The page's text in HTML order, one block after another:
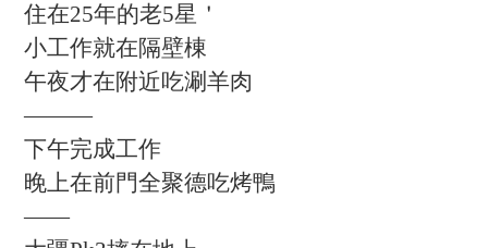
住在25年的老5星＇
小工作就在隔壁棟
午夜才在附近吃涮羊肉
———
下午完成工作
晚上在前門全聚德吃烤鴨
——